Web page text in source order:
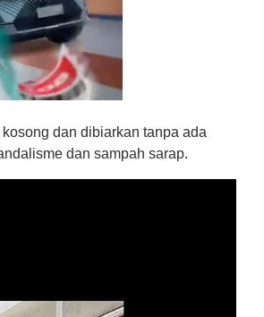
dan dibiarkan tanpa ada
dan sampah sarap.